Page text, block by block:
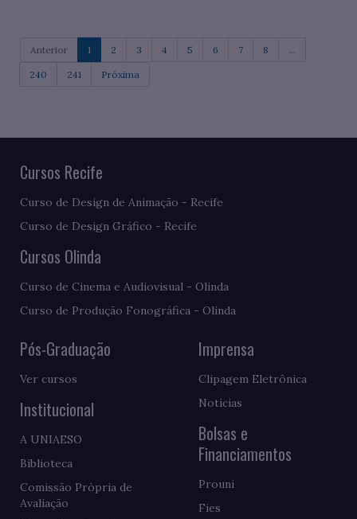
Anterior 1 2 3 4 5 6 7 8 ...
240 241 Próxima
Cursos Recife
Curso de Design de Animação - Recife
Curso de Design Gráfico - Recife
Cursos Olinda
Curso de Cinema e Audiovisual - Olinda
Curso de Produção Fonográfica - Olinda
Pós-Graduação
Ver cursos
Institucional
A UNIAESO
Biblioteca
Comissão Própria de
Avaliação
Imprensa
Clipagem Eletrônica
Notícias
Bolsas e
Financiamentos
Prouni
Fies